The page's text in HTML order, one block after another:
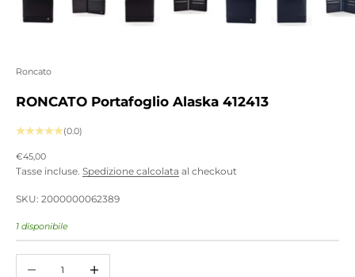
Roncato
RONCATO Portafoglio Alaska 412413
(0.0)
Prezzo scontato
€45,00
Tasse incluse. Spedizione calcolata al checkout
SKU: 2000000062389
1 disponibile